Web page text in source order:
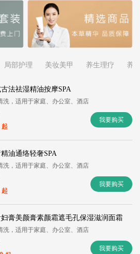
局部护理 美妆美甲 养生理疗 养
法祛湿精油按摩SPA
洗，适用于家庭、办公室、酒店
起
我要购买
油通络轻奢SPA
洗，适用于家庭、办公室、酒店
起
我要购买
膏美颜膏素颜霜遮毛孔保湿滋润面霜
洗，适用于家庭、办公室、酒店
我要购买